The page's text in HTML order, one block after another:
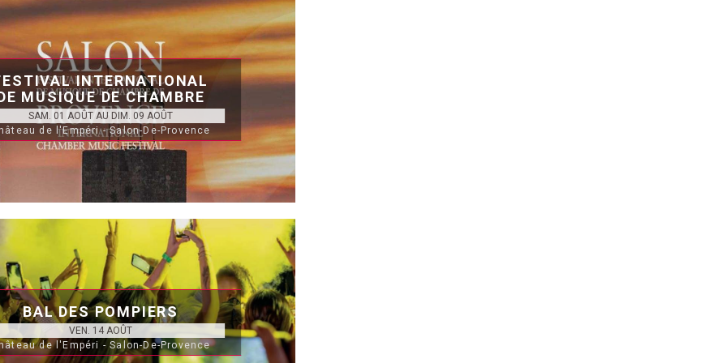
INTERNATIONAL
MUSIQUE DE CHAMBRE
SAM. 01 AOÛT AU DIM. 09 AOÛT
de l'Empéri - Salon-De-Provence
BAL DES POMPIERS
VEN. 14 AOÛT
de l'Empéri - Salon-De-Provence